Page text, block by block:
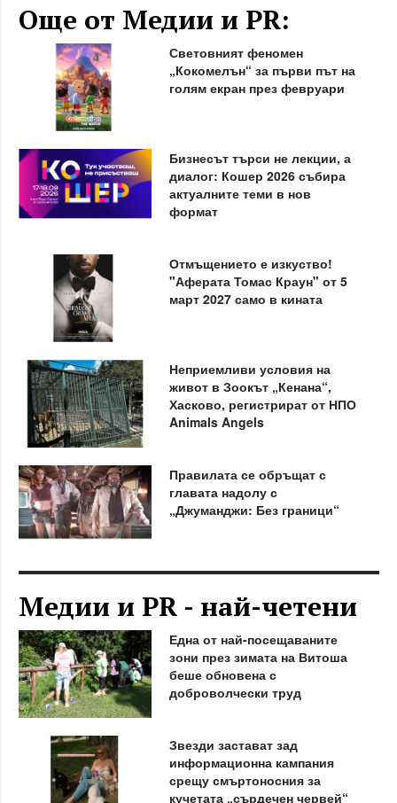
Още от Медии и PR:
Световният феномен
„Кокомелън“ за първи път на
голям екран през февруари
Бизнесът търси не лекции, а
диалог: Кошер 2026 събира
актуалните теми в нов
формат
Отмъщението е изкуство!
"Аферата Томас Краун" от 5
март 2027 само в кината
Неприемливи условия на
живот в Зоокът „Кенана“,
Хасково, регистрират от НПО
Animals Angels
Правилата се обръщат с
главата надолу с
„Джуманджи: Без граници“
Медии и PR - най-четени
Една от най-посещаваните
зони през зимата на Витоша
беше обновена с
доброволчески труд
Звезди застават зад
информационна кампания
срещу смъртоносния за
кучетата „сърдечен червей“